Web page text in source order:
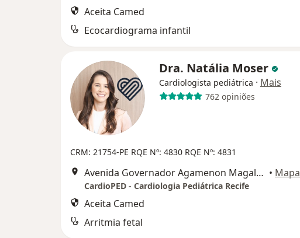
Aceita Camed
Ecocardiograma infantil
Dra. Natália Moser
Cardiologista pediátrica · Mais
762 opiniões
CRM: 21754-PE RQE Nº: 4830 RQE Nº: 4831
Avenida Governador Agamenon Magalhães 4760 - Edf. garagem 7 andar - sala 2, Recife • Mapa
CardioPED - Cardiologia Pediátrica Recife
Aceita Camed
Arritmia fetal